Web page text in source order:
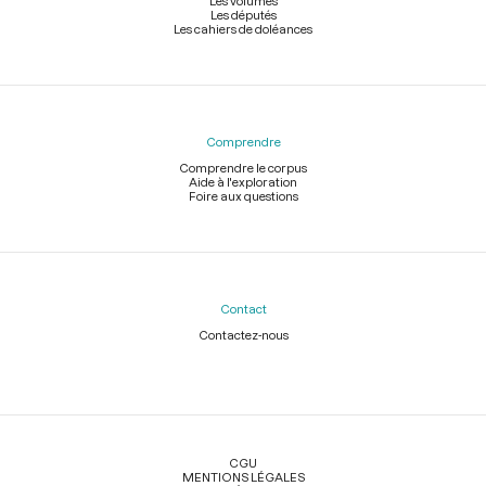
Les députés
Les cahiers de doléances
Comprendre
Comprendre le corpus
Aide à l'exploration
Foire aux questions
Contact
Contactez-nous
Légal
CGU
MENTIONS LÉGALES